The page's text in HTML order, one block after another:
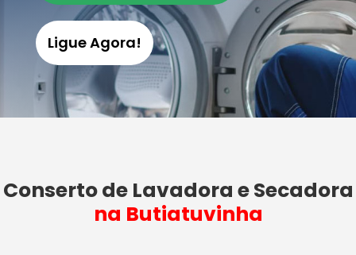
Ligue Agora!
Conserto de Lavadora e Secadora
na Butiatuvinha